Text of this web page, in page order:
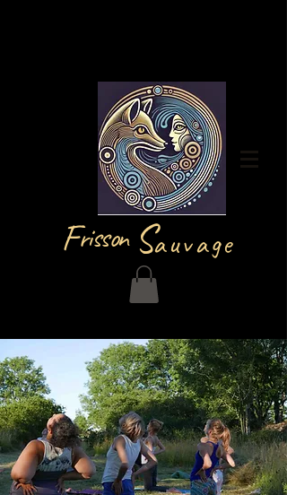
Frisson auvage
Iniciar sesión
S